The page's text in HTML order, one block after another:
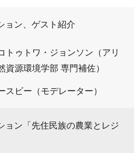
ョン、ゲスト紹介
トゥトワ・ジョンソン（アリ
資源環境学部 専門補佐）
スビー（モデレーター）
ョン「先住民族の農業とレジ